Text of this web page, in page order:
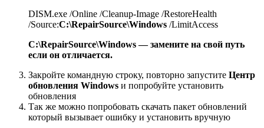
DISM.exe /Online /Cleanup-Image /RestoreHealth
/Source:C:\RepairSource\Windows /LimitAccess
C:\RepairSource\Windows — замените на свой путь
если он отличается.
Закройте командную строку, повторно запустите Центр
обновления Windows и попробуйте установить
обновления
Так же можно попробовать скачать пакет обновлений
который вызывает ошибку и установить вручную